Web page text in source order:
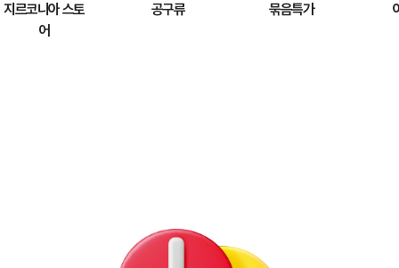
지르코니아 스토
어
공구류 묶음특가